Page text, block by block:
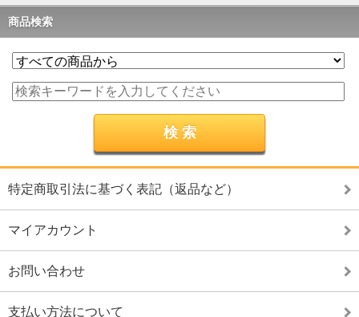
商品検索
特定商取引法に基づく表記（返品など）
マイアカウント
お問い合わせ
支払い方法について